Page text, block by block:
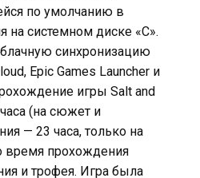
по умолчанию в
на системном диске «C».
синхронизацию
Epic Games Launcher и
игры Salt and
(на сюжет и
— 23 часа, только на
время прохождения
и трофея. Игра была